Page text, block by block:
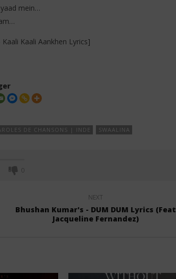
mein…
Kaali Aankhen Lyrics]
DE CHANSONS | INDE SWAALINA
0
NEXT
Bhushan Kumar's - DUM DUM Lyrics (Feat
Jacqueline Fernandez)